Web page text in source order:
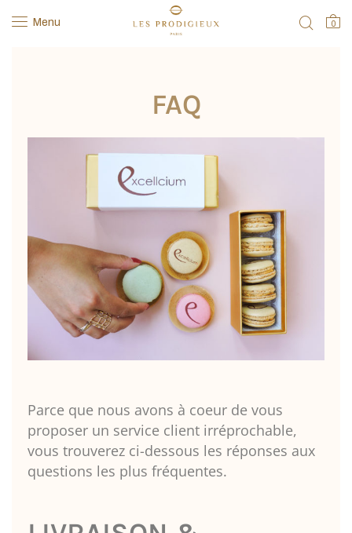
Menu 0
FAQ
Parce que nous avons à coeur de vous
proposer un service client irréprochable,
vous trouverez ci-dessous les réponses aux
questions les plus fréquentes.